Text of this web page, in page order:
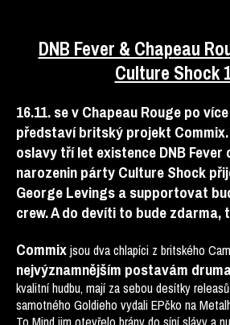
DNB Fever & Chapeau
Culture Shock
16.11. se v Chapeau Rouge po
představí britský projekt
oslavy tří let existence DNB Fever
narozenin párty Culture Shock
George Levings a supportovat
crew. A do devítito bude zdarma,
Commixjsou dva chlapíci z britského
nejvýznamnějším postavám
kvalitní hudbu, mají za sebou desítky
samotného Goldieho vydali EPčko na